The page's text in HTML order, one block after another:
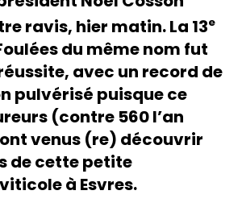
ravis, hier matin. La 13e
du même nom fut
avec un record de
pulvérisé puisque ce
(contre 560 l’an
venus (re) découvrir
de cette petite
à Esvres.